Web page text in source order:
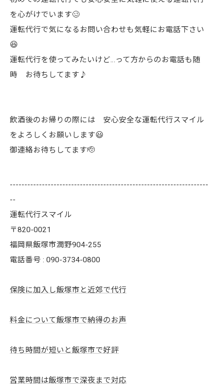
を心がけでいます🥴
運転代行で気になるお問い合わせも気軽にお電話下さい
😆
運転代行を使ってみたいけど…って方からのお電話も随
時 お待ちしてます♪
飲酒後のお帰りの際には 安心安全な運転代行スマイル
をよろしくお願いします😃
御連絡お待ちしてます🫡
--------------------------------------------------------------------
--
運転代行スマイル
〒820-0021
福岡県飯塚市潤野904-255
電話番号 : 090-3734-0800
保険に加入し飯塚市と近郊で代行
料金について飯塚市で納得のお声
待ち時間が短いと飯塚市で好評
営業時間は飯塚市で深夜まで対応